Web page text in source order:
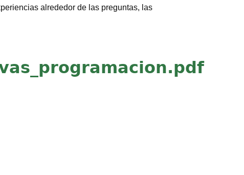
alrededor de las preguntas, las